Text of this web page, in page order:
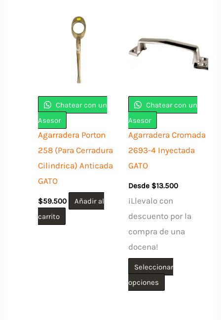
variantes.
opciones
pueden
en
la
Chatear con un
Asesor
Agarradera Porton
258 (Para Cerradura
Cilindrica) Anticada
GATO
$59.500
Añadir al
carrito
Chatear con un
Asesor
Agarradera Cromada
2693-4 Inyectada
GATO
Desde $13.500
¡Llevalo con
descuento por la
compra de una
docena!
Seleccionar
opciones